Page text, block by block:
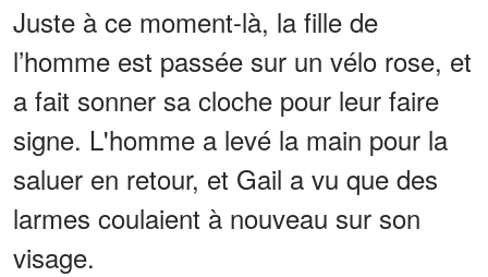
Juste à ce moment-là, la fille de
l’homme est passée sur un vélo rose, et
a fait sonner sa cloche pour leur faire
signe. L'homme a levé la main pour la
saluer en retour, et Gail a vu que des
larmes coulaient à nouveau sur son
visage.